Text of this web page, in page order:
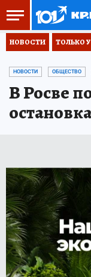
НОВОСТИ ТОЛЬКО
НОВОСТИ ОБЩЕСТВО
В Росве